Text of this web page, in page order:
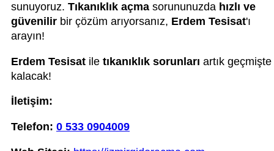
sunuyoruz. Tıkanıklık açma sorununuzda hızlı ve
güvenilir bir çözüm arıyorsanız, Erdem Tesisat'ı
arayın!
Erdem Tesisat ile tıkanıklık sorunları artık geçmişte
kalacak!
İletişim:
Telefon: 0 533 0904009